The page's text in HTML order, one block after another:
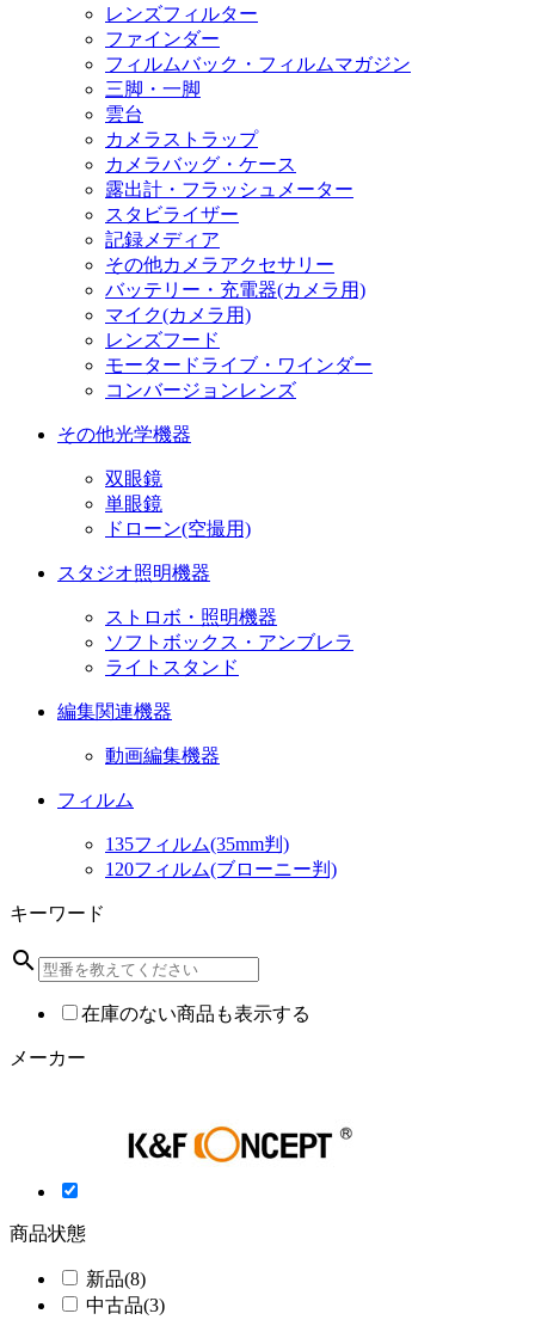
レンズフィルター
ファインダー
フィルムバック・フィルムマガジン
三脚・一脚
雲台
カメラストラップ
カメラバッグ・ケース
露出計・フラッシュメーター
スタビライザー
記録メディア
その他カメラアクセサリー
バッテリー・充電器(カメラ用)
マイク(カメラ用)
レンズフード
モータードライブ・ワインダー
コンバージョンレンズ
その他光学機器
双眼鏡
単眼鏡
ドローン(空撮用)
スタジオ照明機器
ストロボ・照明機器
ソフトボックス・アンブレラ
ライトスタンド
編集関連機器
動画編集機器
フィルム
135フィルム(35mm判)
120フィルム(ブローニー判)
キーワード
search
在庫のない商品も表示する
メーカー
商品状態
新品(8)
中古品(3)